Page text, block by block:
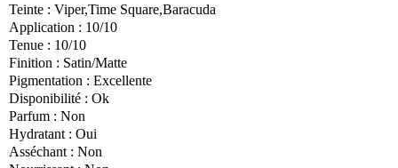
Teinte : Viper,Time Square,Baracuda
Application : 10/10
Tenue : 10/10
Finition : Satin/Matte
Pigmentation : Excellente
Disponibilité : Ok
Parfum : Non
Hydratant : Oui
Asséchant : Non